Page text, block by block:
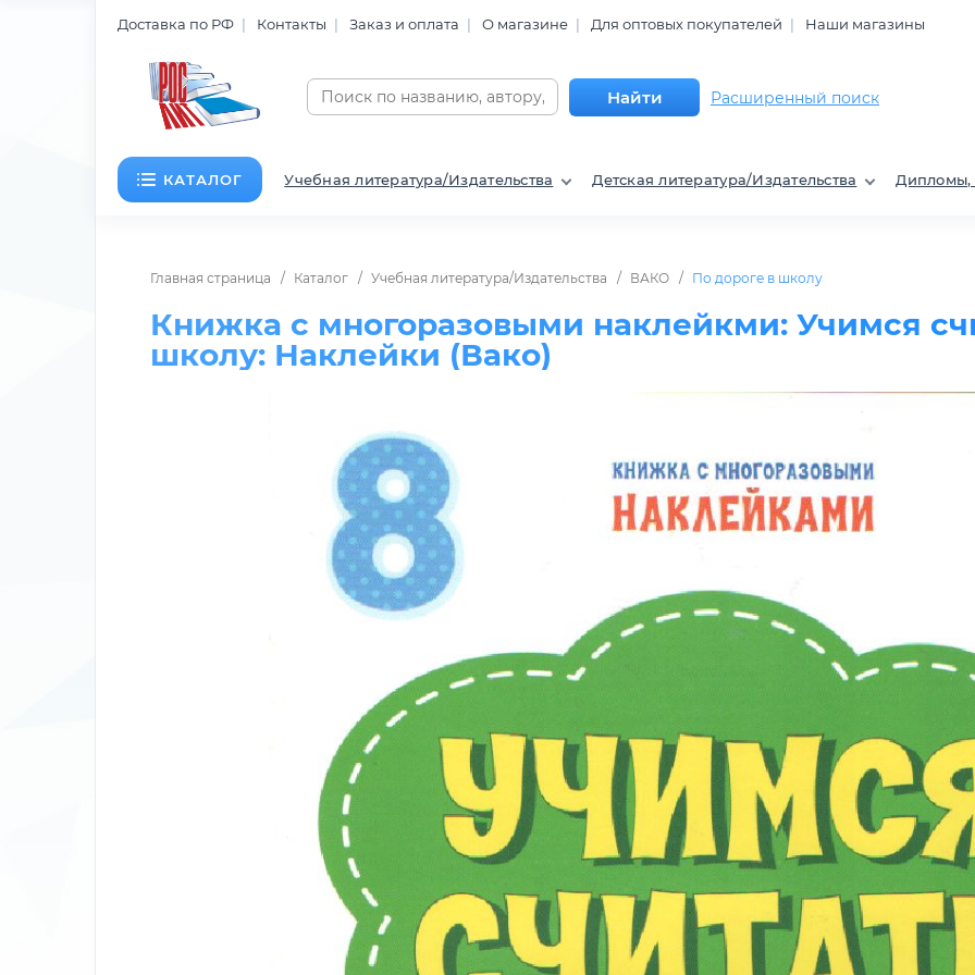
Доставка по РФ Контакты Заказ и оплата О магазине Для оптовых покупателей Наши магазины
Найти Расширенный поиск
КАТАЛОГ Учебная литература/Издательства Детская литература/Издательства Дипломы,
Главная страница Каталог Учебная литература/Издательства ВАКО По дороге в школу
Книжка с многоразовыми наклейкми: Учимся
школу: Наклейки (Вако)